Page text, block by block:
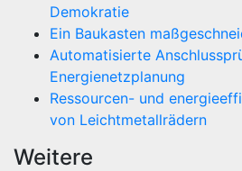
Demokratie
Ein Baukasten
Automatisierte
Energienetzplanung
Ressourcen- und
von Leichtmetallrädern
Weitere